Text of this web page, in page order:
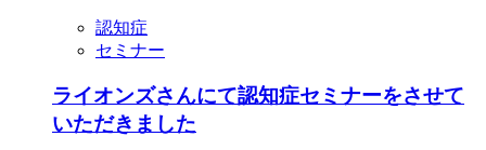
認知症
セミナー
ライオンズさんにて認知症セミナーをさせて
いただきました